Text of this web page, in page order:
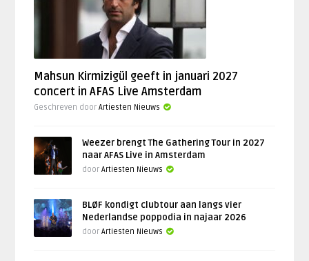
Mahsun Kirmizigül geeft in januari 2027
concert in AFAS Live Amsterdam
Geschreven doorArtiesten Nieuws
Weezer brengt The Gathering Tour in 2027
naar AFAS Live in Amsterdam
doorArtiesten Nieuws
BLØF kondigt clubtour aan langs vier
Nederlandse poppodia in najaar 2026
doorArtiesten Nieuws